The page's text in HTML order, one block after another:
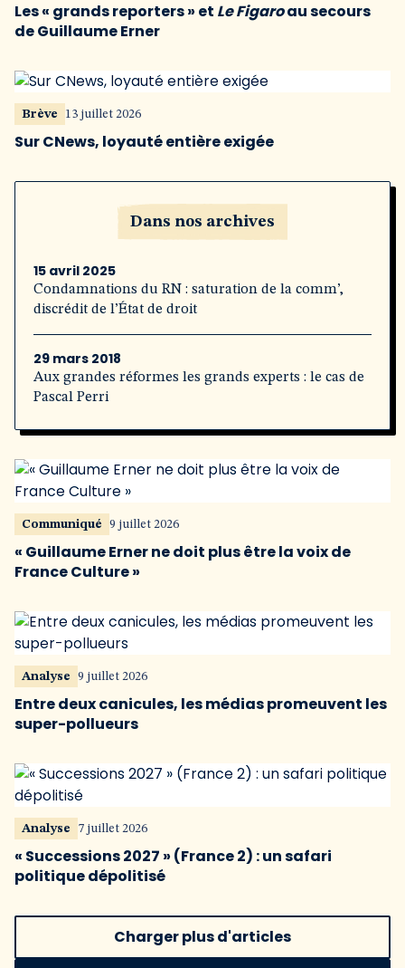
Les « grands reporters » et Le Figaroau secours
de Guillaume Erner
Brève 13 juillet 2026
Sur CNews, loyauté entière exigée
Dans nos archives
15 avril 2025
Condamnations du RN : saturation de la comm’,
discrédit de l’État de droit
29 mars 2018
Aux grandes réformes les grands experts : le cas de
Pascal Perri
Communiqué 9 juillet 2026
« Guillaume Erner ne doit plus être la voix de
France Culture »
Analyse 9 juillet 2026
Entre deux canicules, les médias promeuvent les
super-pollueurs
Analyse 7 juillet 2026
« Successions 2027 » (France 2) : un safari
politique dépolitisé
Charger plus d'articles